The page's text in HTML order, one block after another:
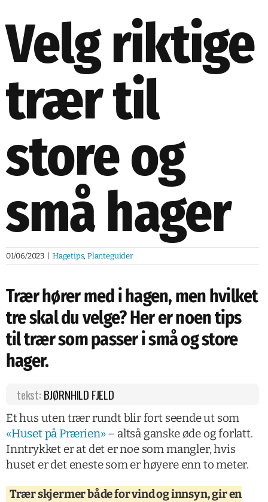
Velg riktige
trær til
store og
små hager
01/06/2023 Hagetips,Planteguider
Trær hører med i hagen, men hvilket
tre skal du velge? Her er noen tips
til trær som passer i små og store
hager.
tekst: BJØRNHILD FJELD
Et hus uten trær rundt blir fort seende ut som
«Huset på Prærien»– altså ganske øde og forlatt.
Inntrykket er at det er noe som mangler, hvis
huset er det eneste som er høyere enn to meter.
Trær skjermer både for vind og innsyn, gir en